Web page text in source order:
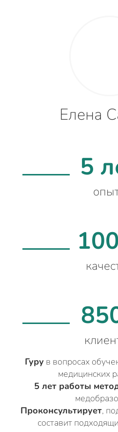
Елена
5
Гуру в вопросах
медицинских
5 лет работы
Проконсультирует,
составит